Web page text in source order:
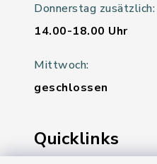
Donnerstag zusätzlich:
14.00-18.00 Uhr
Mittwoch:
geschlossen
Quicklinks